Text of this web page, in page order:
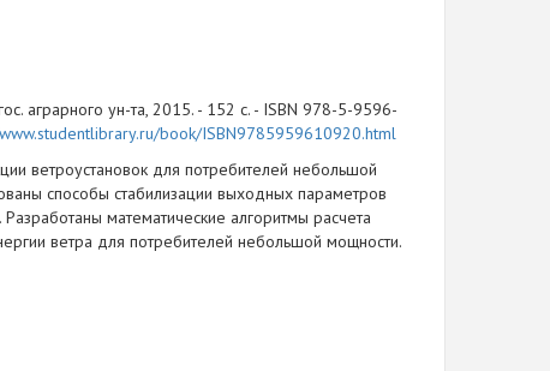
аграрного ун-та, 2015. - 152 с. - ISBN 978-5-9596-
book/ISBN9785959610920.html
ветроустановок для потребителей небольшой
способы стабилизации выходных параметров
математические алгоритмы расчета
ветра для потребителей небольшой мощности.